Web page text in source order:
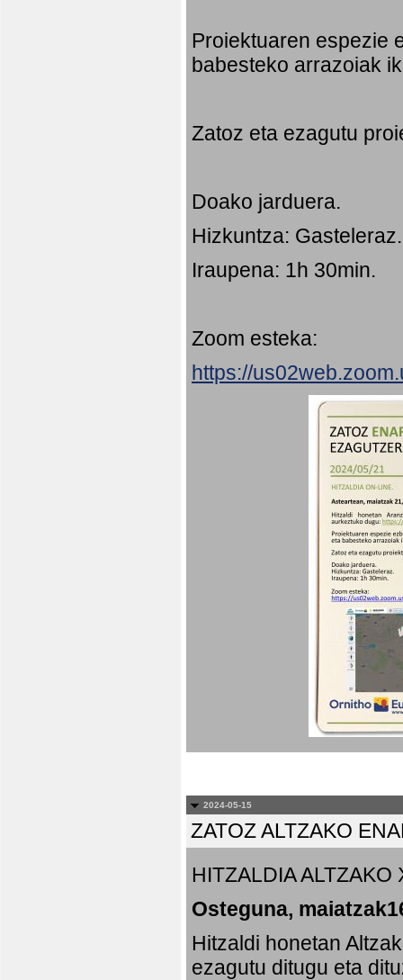
Proiektuaren espezie
babesteko arrazoiak
Zatoz eta ezagutu
Doako jarduera.
Hizkuntza: Gasteleraz.
Iraupena: 1h 30min.
Zoom esteka:
https://
2024-05-15
ZATOZ ALTZAKO
HITZALDIA ALTZAKO
Osteguna,
Hitzaldi honetan
ezagutu ditugu eta